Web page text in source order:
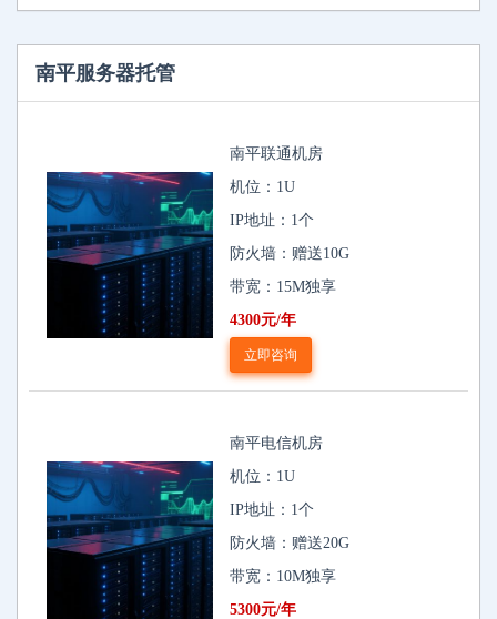
南平服务器托管
南平联通机房
机位：1U
IP地址：1个
防火墙：赠送10G
带宽：15M独享
4300元/年
立即咨询
南平电信机房
机位：1U
IP地址：1个
防火墙：赠送20G
带宽：10M独享
5300元/年